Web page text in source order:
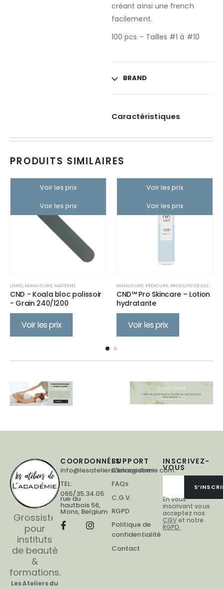
créant ainsi une french
facilement.
100 pcs – Tailles #1 à #10
BRAND
Caractéristiques
PRODUITS SIMILAIRES
PÉDICURE,SOIN CORPS,SOIN VISAGE
Voir les prix
Voir les prix
LIMES, MANUCURE, MATÉRIEL
CND - Koala bloc polissoir
- Grain 240/1200
Voir les prix
Voir les prix
Voir les prix
MANUCURE, PÉDICURE, PRODUITS DE SOIN
CND™ Pro Skincare – Lotion
hydratante
Voir les prix
Grossiste
pour
instituts
de beauté
&
formations.
Les Ateliers du
INSCRIVEZ-
VOUS
En vous
inscrivant vous
acceptez nos
CGVet notre
RGPD.
COORDONNÉES
info@lesateliersdelacademie.com
TEL:
065/35.34.05
rue du
hautbois 56,
Mons, Belgium
SUPPORT
S'enregistrer
FAQs
C.G.V.
RGPD
Politique de
confidentialité
Contact